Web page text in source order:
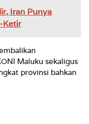
Iran Punya
Ketir
Maluku sekaligus
provinsi bahkan